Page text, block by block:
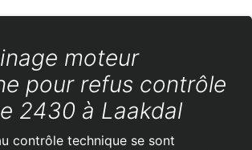
moteur
pour refus contrôle
2430 à Laakdal
contrôle technique se sont